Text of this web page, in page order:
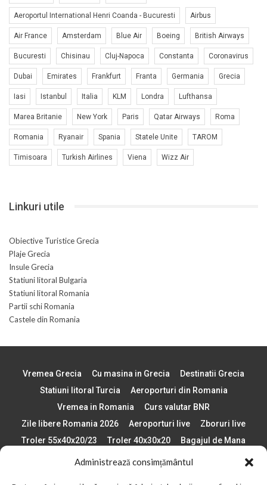
Administrează consimțământul
Aeroportul International Henri Coanda - Bucuresti Airbus
Air France Amsterdam Blue Air Boeing British Airways
Bucuresti Chisinau Cluj-Napoca Constanta Coronavirus
Dubai Emirates Frankfurt Franta Germania Grecia
Iasi Istanbul Italia KLM Londra Lufthansa
Marea Britanie New York Paris Qatar Airways Roma
Romania Ryanair Spania Statele Unite TAROM
Timisoara Turkish Airlines Viena Wizz Air
Linkuri utile
Obiective Turistice Grecia
Plaje Grecia
Insule Grecia
Statiuni litoral Bulgaria
Statiuni litoral Romania
Partii schi Romania
Castele din Romania
Vremea Grecia Cu masina in Grecia
Destinatii Grecia
Statiuni litoral Turcia
Aeroporturi din Romania
Vremea in Romania
Curs valutar BNR
Zile libere Romania 2026
Aeroporturi live
Zboruri live
Troler 55x40x20/23
Troler 40x30x20
Bagajul de Mana
Paste 2026
Cele mai bune telefoane